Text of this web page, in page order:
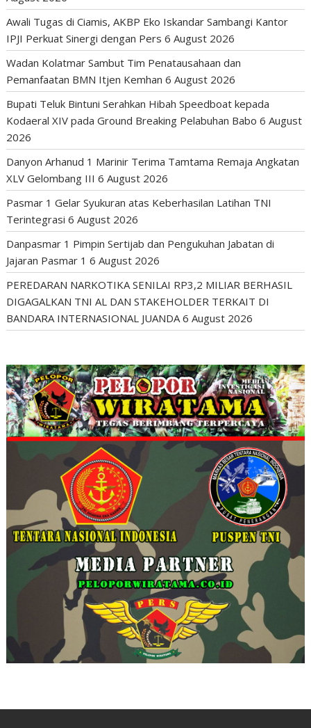
Awali Tugas di Ciamis, AKBP Eko Iskandar Sambangi Kantor
IPJI Perkuat Sinergi dengan Pers 6 August 2026
Wadan Kolatmar Sambut Tim Penatausahaan dan
Pemanfaatan BMN Itjen Kemhan 6 August 2026
Bupati Teluk Bintuni Serahkan Hibah Speedboat kepada
Kodaeral XIV pada Ground Breaking Pelabuhan Babo 6 August
2026
Danyon Arhanud 1 Marinir Terima Tamtama Remaja Angkatan
XLV Gelombang III 6 August 2026
Pasmar 1 Gelar Syukuran atas Keberhasilan Latihan TNI
Terintegrasi 6 August 2026
Danpasmar 1 Pimpin Sertijab dan Pengukuhan Jabatan di
Jajaran Pasmar 1 6 August 2026
PEREDARAN NARKOTIKA SENILAI RP3,2 MILIAR BERHASIL
DIGAGALKAN TNI AL DAN STAKEHOLDER TERKAIT DI
BANDARA INTERNASIONAL JUANDA 6 August 2026